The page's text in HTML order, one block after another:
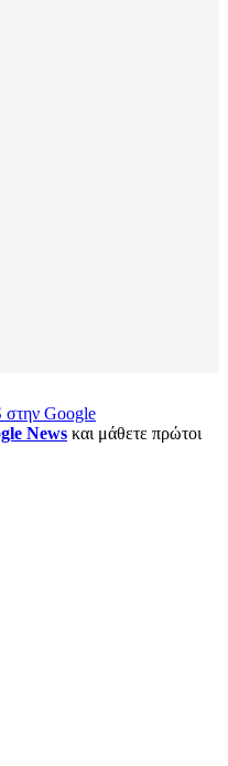
Google
News και μάθετε πρώτοι